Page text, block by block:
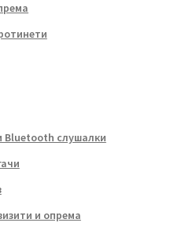
Bluetooth слушалки
и опрема